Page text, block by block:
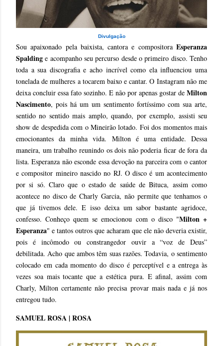
Divulgação
Sou apaixonado pela baixista, cantora e compositora Esperanza
Spalding e acompanho seu percurso desde o primeiro disco. Tenho
toda a sua discografia e acho incrível como ela influenciou uma
tonelada de mulheres a tocarem baixo e cantar. O Instagram não me
deixa concluir essa fato sozinho. E não por apenas gostar de Milton
Nascimento, pois há um um sentimento fortíssimo com sua arte,
sentido no sentido mais amplo, quando, por exemplo, assisti seu
show de despedida com o Mineirão lotado. Foi dos momentos mais
emocionantes da minha vida. Milton é uma entidade. Dessa
maneira, um trabalho reunindo os dois não poderia ficar de fora da
lista. Esperanza não esconde essa devoção na parceira com o cantor
e compositor mineiro nascido no RJ. O disco é um acontecimento
por si só. Claro que o estado de saúde de Bituca, assim como
acontece no disco de Charly Garcia, não permite que tenhamos o
que já tivemos dele. E isso deixa um sabor bastante agridoce,
confesso. Conheço quem se emocionou com o disco "Milton +
Esperanza" e tantos outros que acharam que ele não deveria existir,
pois é incômodo ou constrangedor ouvir a “voz de Deus”
debilitada. Acho que ambos têm suas razões. Todavia, o sentimento
colocado em cada momento do disco é perceptível e a entrega às
vezes soa mais tocante que a estética pura. E afinal, assim com
Charly, Milton certamente não precisa provar mais nada e já nos
entregou tudo.
SAMUEL ROSA | ROSA